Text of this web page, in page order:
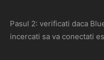
Pasul 2: verificati daca
incercati sa va conectati